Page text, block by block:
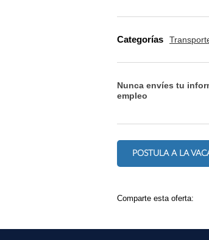
Categorías
Nunca envíes tu
empleo
POSTULA A LA
Comparte esta oferta: